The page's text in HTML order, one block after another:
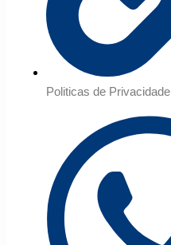
Politicas de Privacidade